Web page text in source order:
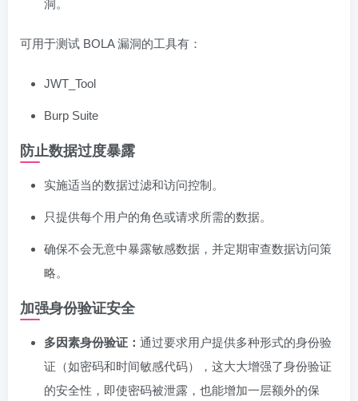
洞。
可用于测试 BOLA 漏洞的工具有：
JWT_Tool
Burp Suite
防止数据过度暴露
实施适当的数据过滤和访问控制。
只提供每个用户的角色或请求所需的数据。
确保不会无意中暴露敏感数据，并定期审查数据访问策
略。
加强身份验证安全
多因素身份验证： 通过要求用户提供多种形式的身份验
证（如密码和时间敏感代码），这大大增强了身份验证
的安全性，即使密码被泄露，也能增加一层额外的保